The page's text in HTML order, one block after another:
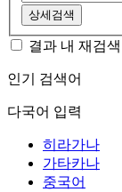
상세검색
결과 내 재검색
인기 검색어
다국어 입력
히라가나
가타카나
중국어